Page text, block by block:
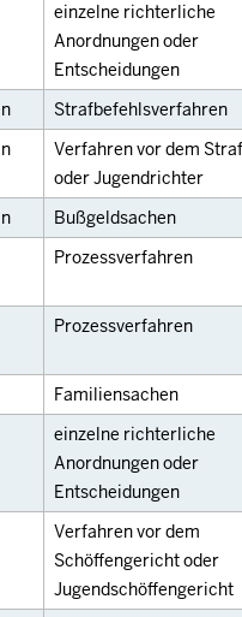
einzelne richterliche
Anordnungen oder
Entscheidungen
Strafbefehlsverfahren
Verfahren vor dem
oder Jugendrichter
Bußgeldsachen
Prozessverfahren
Prozessverfahren
Familiensachen
einzelne richterliche
Anordnungen oder
Entscheidungen
Verfahren vor dem
Schöffengericht oder
Jugendschöffengericht